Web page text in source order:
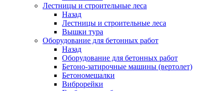
Лестницы и строительные леса
Назад
Лестницы и строительные леса
Вышки тура
Оборудование для бетонных работ
Назад
Оборудование для бетонных работ
Бетоно-затирочные машины (вертолет)
Бетономешалки
Виброрейки